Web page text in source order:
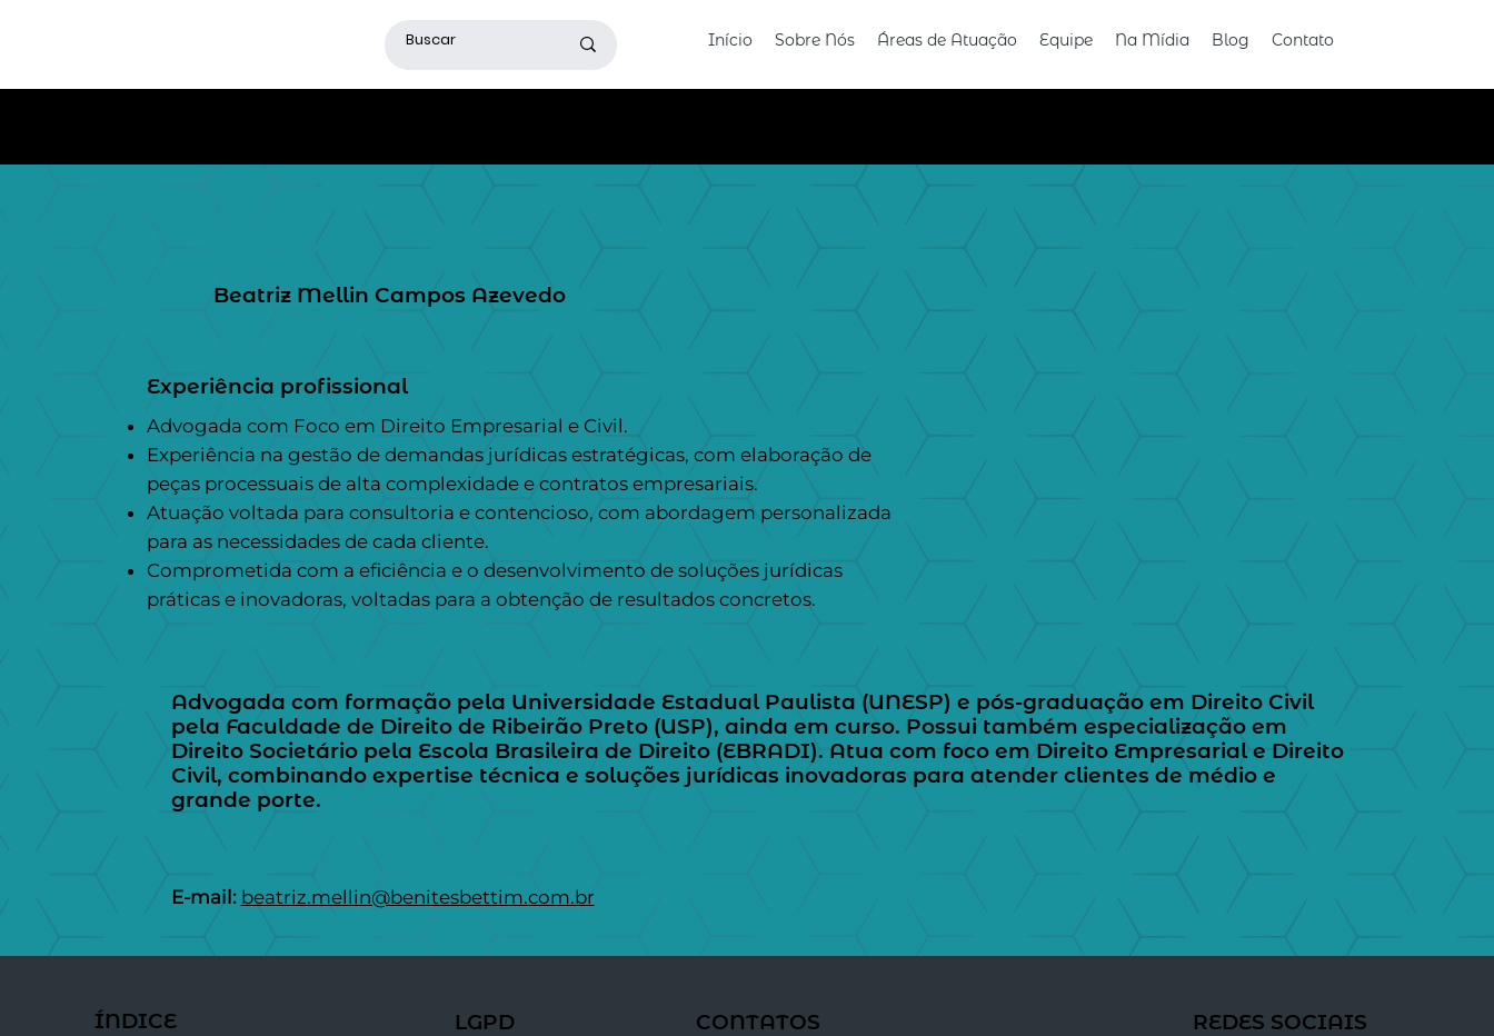
Início Sobre Nós Áreas de Atuação Equipe Na Mídia Blog Contato
Beatriz Mellin Campos Azevedo
Experiência profissional
Advogada com Foco em Direito Empresarial e Civil.
Experiência na gestão de demandas jurídicas estratégicas, com elaboração de
peças processuais de alta complexidade e contratos empresariais.
Atuação voltada para consultoria e contencioso, com abordagem personalizada
para as necessidades de cada cliente.
Comprometida com a eficiência e o desenvolvimento de soluções jurídicas
práticas e inovadoras, voltadas para a obtenção de resultados concretos.
Advogada com formação pela Universidade Estadual Paulista (UNESP) e pós-graduação em Direito Civil
pela Faculdade de Direito de Ribeirão Preto (USP), ainda em curso. Possui também especialização em
Direito Societário pela Escola Brasileira de Direito (EBRADI). Atua com foco em Direito Empresarial e Direito
Civil, combinando expertise técnica e soluções jurídicas inovadoras para atender clientes de médio e
grande porte.
E-mail: beatriz.mellin@benitesbettim.com.br
ÍNDICE
LGPD
CONTATOS
REDES SOCIAIS